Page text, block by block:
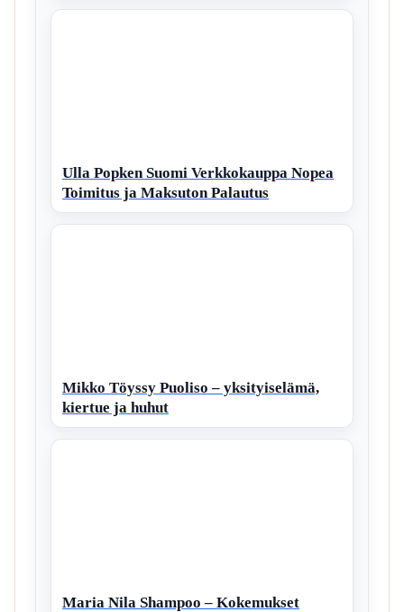
Ulla Popken Suomi Verkkokauppa Nopea
Toimitus ja Maksuton Palautus
Mikko Töyssy Puoliso – yksityiselämä,
kiertue ja huhut
Maria Nila Shampoo – Kokemukset